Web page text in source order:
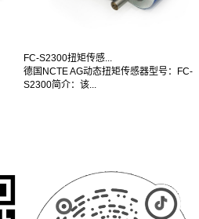
FC-S2300扭矩传感...
德国NCTE AG动态扭矩传感器型号：FC-
S2300简介：该...